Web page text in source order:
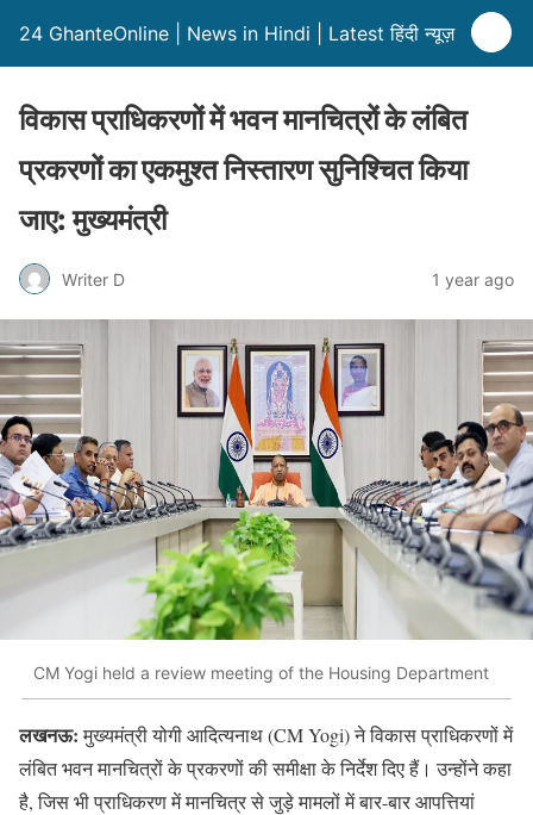
24 GhanteOnline | News in Hindi | Latest हिंदी न्यूज़
विकास प्राधिकरणों में भवन मानचित्रों के लंबित
प्रकरणों का एकमुश्त निस्तारण सुनिश्चित किया
जाए: मुख्यमंत्री
Writer D 1 year ago
CM Yogi held a review meeting of the Housing Department
लखनऊ:मुख्यमंत्री योगी आदित्यनाथ (CM Yogi) ने विकास प्राधिकरणों में
लंबित भवन मानचित्रों के प्रकरणों की समीक्षा के निर्देश दिए हैं। उन्होंने कहा
है, जिस भी प्राधिकरण में मानचित्र से जुड़े मामलों में बार-बार आपत्तियां